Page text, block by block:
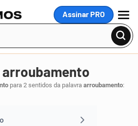
Assinar PRO
MENU
arroubamento
para 2 sentidos da palavra arroubamento: